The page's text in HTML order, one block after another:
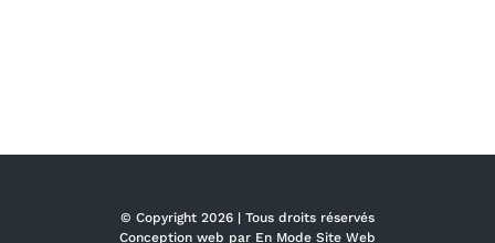
© Copyright 2026 | Tous droits réservés
Conception web par En Mode Site Web